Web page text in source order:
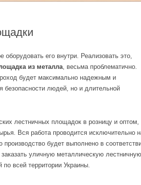
оборудовать его внутри. Реализовать это,
из металла, весьма проблематично.
будет максимально надежным и
безопасности людей, но и длительной
лестничных площадок в розницу и оптом,
Вся работа проводится исключительно
производство будет выполнено в
уличную металлическую лестничную
всей территории Украины.